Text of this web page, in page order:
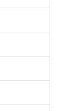
供可能な商品です
える予定のある